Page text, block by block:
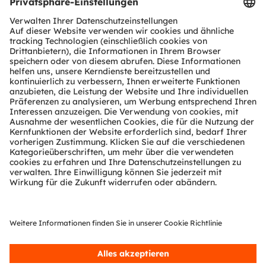
Download Center
Tools
Kundenanfragen
Technischer Support
Partner Netzwerk
Whistleblowing
© 2026 ams-OSRAM AG. All rights reserved.
Datenschutzerklärung Nutzungsbedingungen
Terms of Trade
ImpressumCookie PolicyAI Policy